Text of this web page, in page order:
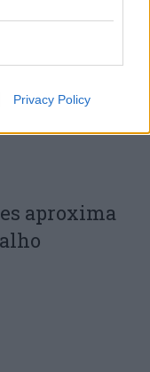
Privacy Policy
Valência
aproxima